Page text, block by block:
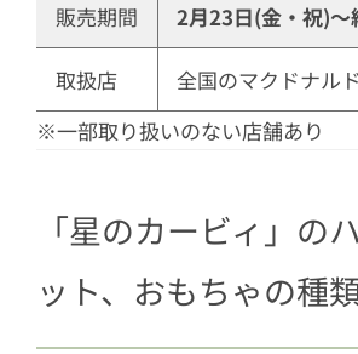
販売期間
2月23日(金・祝)～
取扱店
全国のマクドナル
※一部取り扱いのない店舗あり
「星のカービィ」の
ット、おもちゃの種